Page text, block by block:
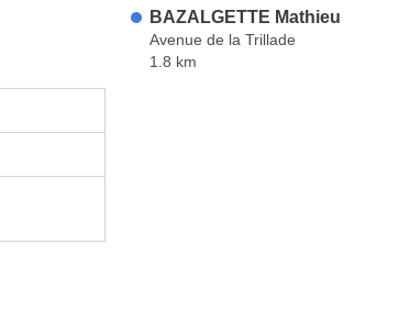
BAZALGETTE Mathieu
Avenue de la Trillade
1.8 km